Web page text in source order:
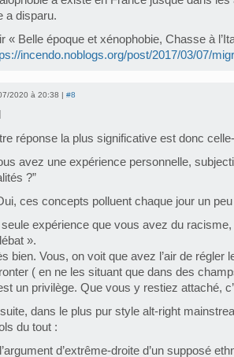
a disparu.
« Belle époque et xénophobie, Chasse à
incendo.noblogs.org/post/2017/03/07/
2020 à 20:38 | #8
réponse la plus significative est donc
avez une expérience personnelle,
?”
ces concepts polluent chaque jour un
seule expérience que vous avez du racisme,
».
bien. Vous, on voit que avez l’air de régler
( en ne les situant que dans des
un privilège. Que vous y restiez attaché,
dans le plus pur style alt-right
du tout :
d’extrême-droite d’un supposé